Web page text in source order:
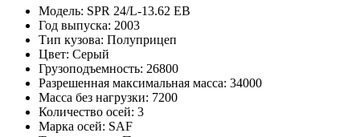
Модель: SPR 24/L-13.62 EB
Год выпуска: 2003
Тип кузова: Полуприцеп
Цвет: Серый
Грузоподъемность: 26800
Разрешенная максимальная масса: 34000
Масса без нагрузки: 7200
Количество осей: 3
Марка осей: SAF